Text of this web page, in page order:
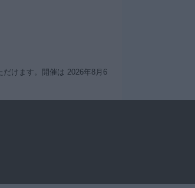
けます。開催は 2026年8月6